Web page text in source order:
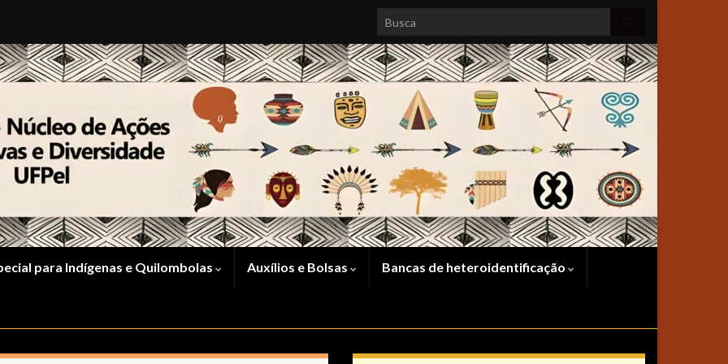
Search for:
para Indígenas e Quilombolas Auxílios e Bolsas Bancas de heteroidentificação